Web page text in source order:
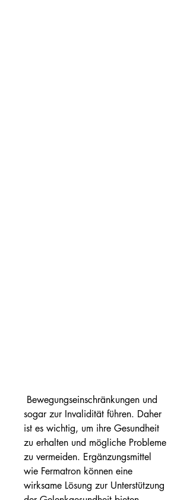
sogar zur Invalidität führen. Daher
ist es wichtig, um ihre Gesundheit
zu erhalten und mögliche Probleme
zu vermeiden. Ergänzungsmittel
wie Fermatron können eine
wirksame Lösung zur Unterstützung